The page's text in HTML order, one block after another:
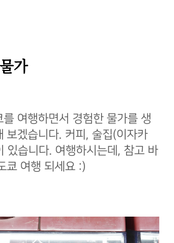
가
여행하면서 경험한 물가를 생
보겠습니다. 커피, 술집(이자카
있습니다. 여행하시는데, 참고 바
쿄 여행 되세요 :)